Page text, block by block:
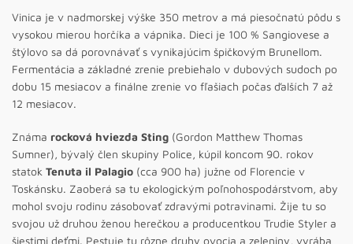
Vinica je v nadmorskej výške 350 metrov a má piesočnatú pôdu s
vysokou mierou horčíka a vápnika. Dieci je 100 % Sangiovese a
štýlovo sa dá porovnávať s vynikajúcim špičkovým Brunellom.
Fermentácia a základné zrenie prebiehalo v dubových sudoch po
dobu 15 mesiacov a finálne zrenie vo fľašiach počas ďalších 7 až
12 mesiacov.
Známa rocková hviezda Sting (Gordon Matthew Thomas
Sumner), bývalý člen skupiny Police, kúpil koncom 90. rokov
statok Tenuta il Palagio (cca 900 ha) južne od Florencie v
Toskánsku. Zaoberá sa tu ekologickým poľnohospodárstvom, aby
mohol svoju rodinu zásobovať zdravými potravinami. Žije tu so
svojou už druhou ženou herečkou a producentkou Trudie Styler a
šiestimi deťmi. Pestuje tu rôzne druhy ovocia a zeleniny, vyrába